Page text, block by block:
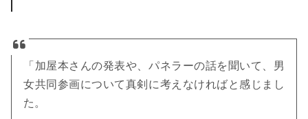
「加屋本さんの発表や、パネラーの話を聞いて、男
女共同参画について真剣に考えなければと感じまし
た。